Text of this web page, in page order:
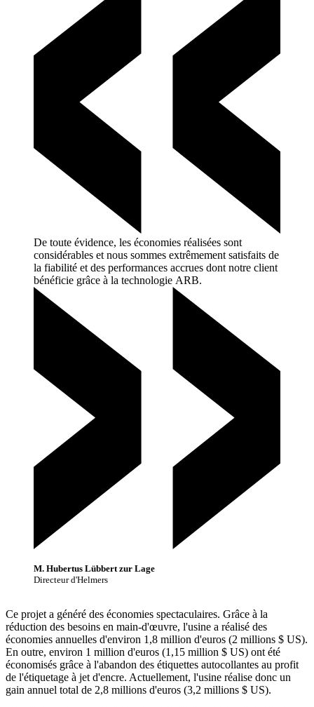
De toute évidence, les économies réalisées sont
considérables et nous sommes extrêmement satisfaits de
la fiabilité et des performances accrues dont notre client
bénéficie grâce à la technologie ARB.
M. Hubertus Lübbert zur Lage
Directeur d'Helmers
Ce projet a généré des économies spectaculaires. Grâce à la
réduction des besoins en main-d'œuvre, l'usine a réalisé des
économies annuelles d'environ 1,8 million d'euros (2 millions $ US).
En outre, environ 1 million d'euros (1,15 million $ US) ont été
économisés grâce à l'abandon des étiquettes autocollantes au profit
de l'étiquetage à jet d'encre. Actuellement, l'usine réalise donc un
gain annuel total de 2,8 millions d'euros (3,2 millions $ US).